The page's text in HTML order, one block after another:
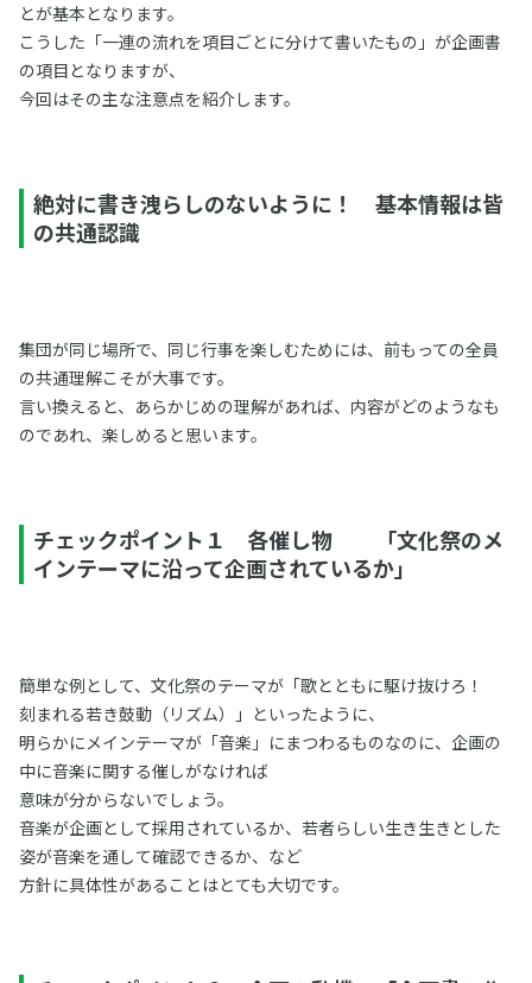
とが基本となります。
こうした「一連の流れを項目ごとに分けて書いたもの」が企画書
の項目となりますが、
今回はその主な注意点を紹介します。
絶対に書き洩らしのないように！ 基本情報は皆
の共通認識
集団が同じ場所で、同じ行事を楽しむためには、前もっての全員
の共通理解こそが大事です。
言い換えると、あらかじめの理解があれば、内容がどのようなも
のであれ、楽しめると思います。
チェックポイント１ 各催し物 「文化祭のメ
インテーマに沿って企画されているか」
簡単な例として、文化祭のテーマが「歌とともに駆け抜けろ！
刻まれる若き鼓動（リズム）」といったように、
明らかにメインテーマが「音楽」にまつわるものなのに、企画の
中に音楽に関する催しがなければ
意味が分からないでしょう。
音楽が企画として採用されているか、若者らしい生き生きとした
姿が音楽を通して確認できるか、など
方針に具体性があることはとても大切です。